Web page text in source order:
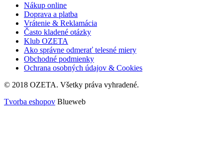
Nákup online
Doprava a platba
Vrátenie & Reklamácia
Často kladené otázky
Klub OZETA
Ako správne odmerať telesné miery
Obchodné podmienky
Ochrana osobných údajov & Cookies
© 2018 OZETA. Všetky práva vyhradené.
Tvorba eshopov Blueweb